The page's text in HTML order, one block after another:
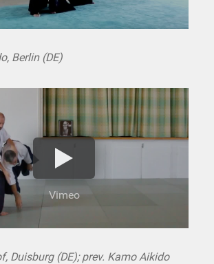
Berlin (DE)
Vimeo
Duisburg (DE); prev. Kamo Aikido